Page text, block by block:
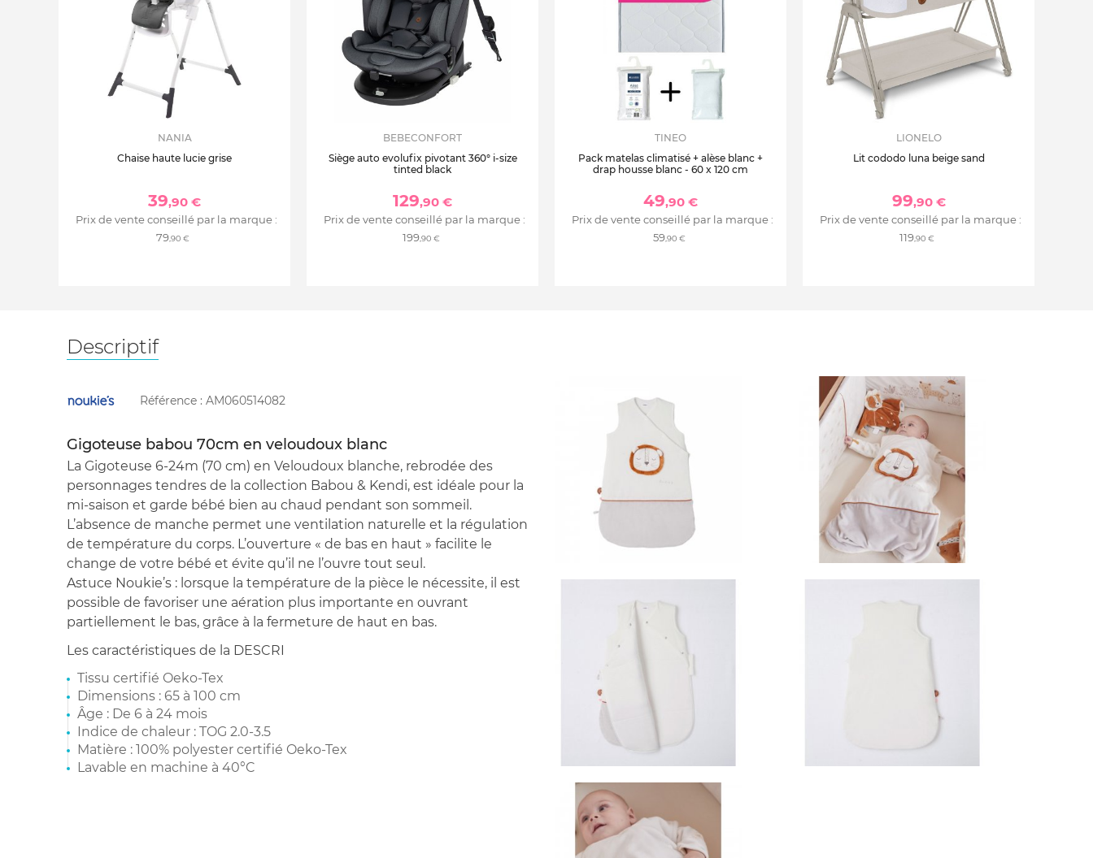
NANIA
Chaise haute lucie grise
39,90 €
Prix de vente conseillé par la marque :
79,90 €
BEBECONFORT
Siège auto evolufix pivotant 360° i-size
tinted black
129,90 €
Prix de vente conseillé par la marque :
199,90 €
TINEO
Pack matelas climatisé + alèse blanc +
drap housse blanc - 60 x 120 cm
49,90 €
Prix de vente conseillé par la marque :
59,90 €
LIONELO
Lit cododo luna beige sand
99,90 €
Prix de vente conseillé par la marque :
119,90 €
Descriptif
Référence : AM060514082
Gigoteuse babou 70cm en veloudoux blanc
La Gigoteuse 6-24m (70 cm) en Veloudoux blanche, rebrodée des
personnages tendres de la collection Babou & Kendi, est idéale pour la
mi-saison et garde bébé bien au chaud pendant son sommeil.
L’absence de manche permet une ventilation naturelle et la régulation
de température du corps. L’ouverture « de bas en haut » facilite le
change de votre bébé et évite qu’il ne l’ouvre tout seul.
Astuce Noukie’s : lorsque la température de la pièce le nécessite, il est
possible de favoriser une aération plus importante en ouvrant
partiellement le bas, grâce à la fermeture de haut en bas.
Les caractéristiques de la DESCRI
Tissu certifié Oeko-Tex
Dimensions : 65 à 100 cm
Âge : De 6 à 24 mois
Indice de chaleur : TOG 2.0-3.5
Matière : 100% polyester certifié Oeko-Tex
Lavable en machine à 40°C